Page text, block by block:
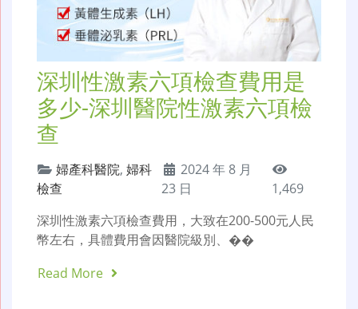
深圳性激素六項檢查費用是
多少-深圳醫院性激素六項檢
查
婦產科醫院, 婦科
檢查
2024 年 8 月
23 日
1,469
深圳性激素六項檢查費用，大致在200-500元人民
幣左右，具體費用會因醫院級別、��
Read More